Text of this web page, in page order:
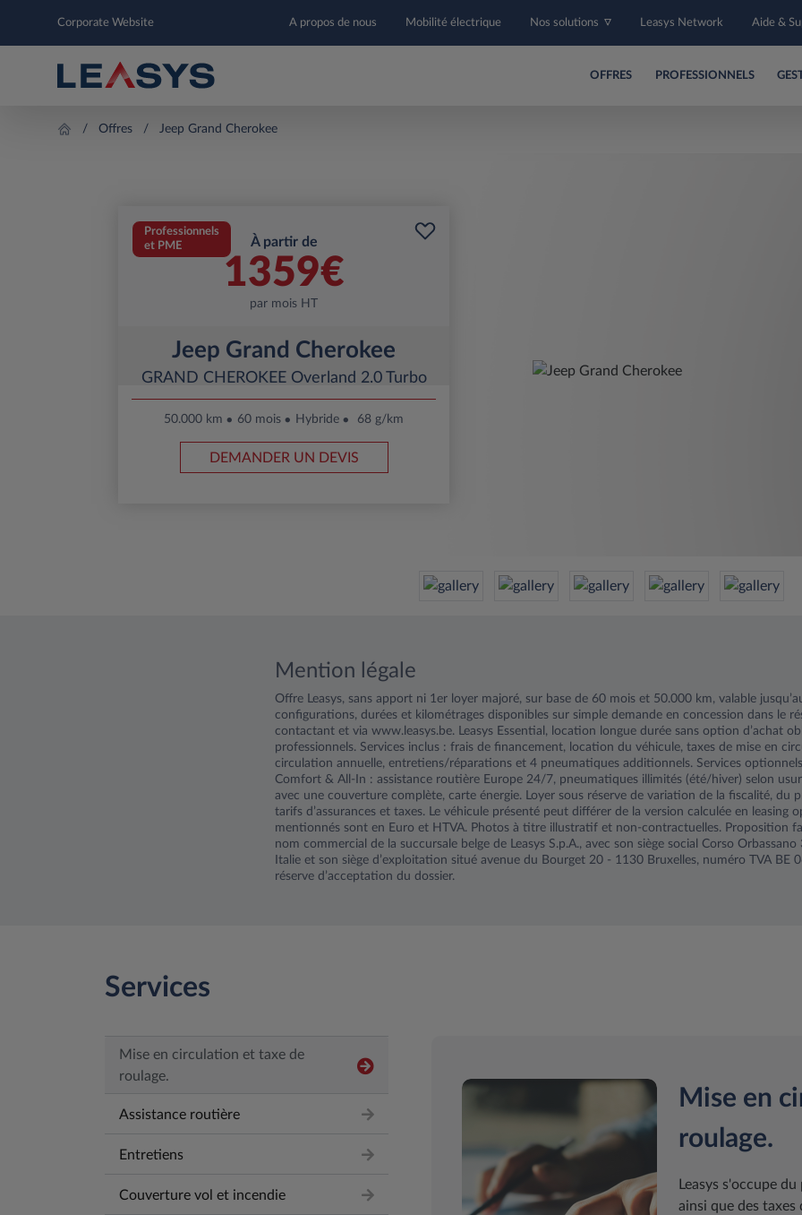
Corporate Website A propos de nous Mobilité électrique Nos solutions Leasys Network Aide &
OFFRES PROFESSIONNELS
Offres Jeep Grand Cherokee
Professionnels
et PME
À partir de
1359€
par mois HT
Jeep Grand Cherokee
GRAND CHEROKEE Overland 2.0 Turbo
50.000 km 60 mois Hybride 68 g/km
DEMANDER UN DEVIS
Mention légale
Offre Leasys, sans apport ni 1er loyer majoré, sur base de 60 mois et 50.000 km, valable
configurations, durées et kilométrages disponibles sur simple demande en concession dans le
contactant et via www.leasys.be. Leasys Essential, location longue durée sans option d’achat
professionnels. Services inclus : frais de financement, location du véhicule, taxes de mise en
circulation annuelle, entretiens/réparations et 4 pneumatiques additionnels. Services optionnels
Comfort & All-In : assistance routière Europe 24/7, pneumatiques illimités (été/hiver) selon
avec une couverture complète, carte énergie. Loyer sous réserve de variation de la fiscalité, du
tarifs d’assurances et taxes. Le véhicule présenté peut différer de la version calculée en leasing
mentionnés sont en Euro et HTVA. Photos à titre illustratif et non-contractuelles. Proposition
nom commercial de la succursale belge de Leasys S.p.A., avec son siège social Corso
Italie et son siège d’exploitation situé avenue du Bourget 20 - 1130 Bruxelles, numéro TVA BE
réserve d’acceptation du dossier.
Services
Mise en circulation et taxe de
roulage.
Assistance routière
Entretiens
Couverture vol et incendie
Mise en
roulage.
Leasys s'occupe
ainsi que des